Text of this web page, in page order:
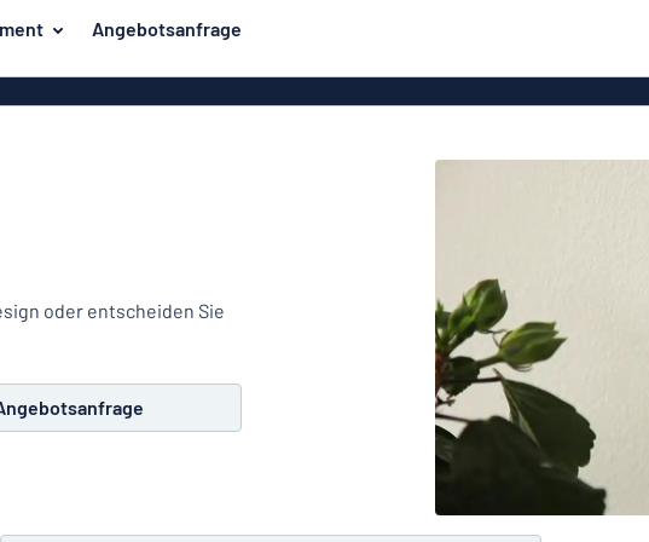
Angebotsanfrage
Aluminiumschilder im
Eloxierte
Aluminiumschilder
Parkplatzschilder
Magnetschilder
Klingelschilder
oder entscheiden Sie